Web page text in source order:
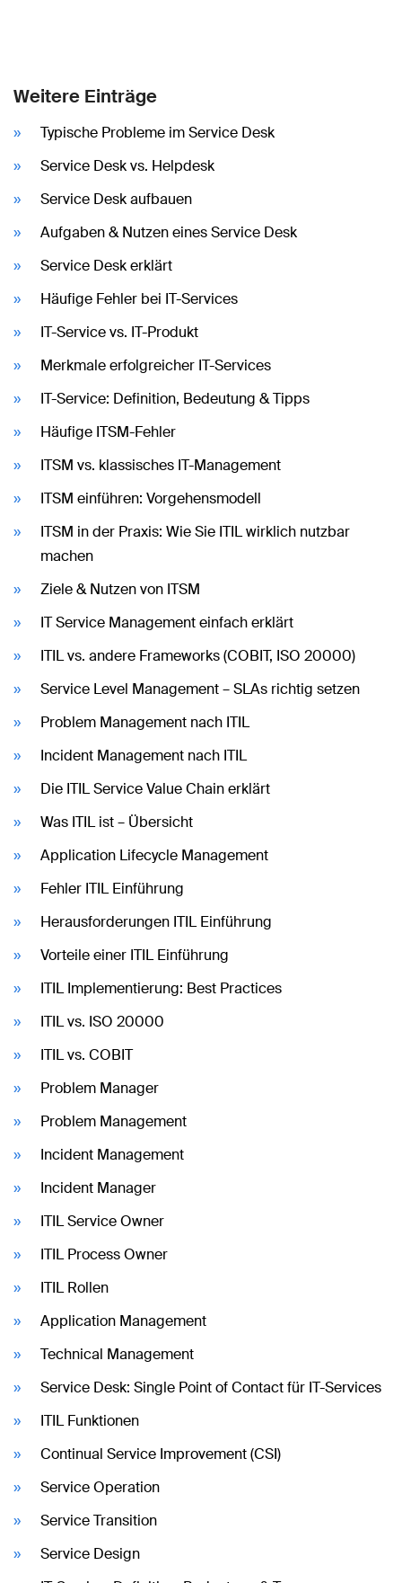
Weitere Einträge
Typische Probleme im Service Desk
Service Desk vs. Helpdesk
Service Desk aufbauen
Aufgaben & Nutzen eines Service Desk
Service Desk erklärt
Häufige Fehler bei IT-Services
IT-Service vs. IT-Produkt
Merkmale erfolgreicher IT-Services
IT-Service: Definition, Bedeutung & Tipps
Häufige ITSM-Fehler
ITSM vs. klassisches IT-Management
ITSM einführen: Vorgehensmodell
ITSM in der Praxis: Wie Sie ITIL wirklich nutzbar
machen
Ziele & Nutzen von ITSM
IT Service Management einfach erklärt
ITIL vs. andere Frameworks (COBIT, ISO 20000)
Service Level Management – SLAs richtig setzen
Problem Management nach ITIL
Incident Management nach ITIL
Die ITIL Service Value Chain erklärt
Was ITIL ist – Übersicht
Application Lifecycle Management
Fehler ITIL Einführung
Herausforderungen ITIL Einführung
Vorteile einer ITIL Einführung
ITIL Implementierung: Best Practices
ITIL vs. ISO 20000
ITIL vs. COBIT
Problem Manager
Problem Management
Incident Management
Incident Manager
ITIL Service Owner
ITIL Process Owner
ITIL Rollen
Application Management
Technical Management
Service Desk: Single Point of Contact für IT-Services
ITIL Funktionen
Continual Service Improvement (CSI)
Service Operation
Service Transition
Service Design